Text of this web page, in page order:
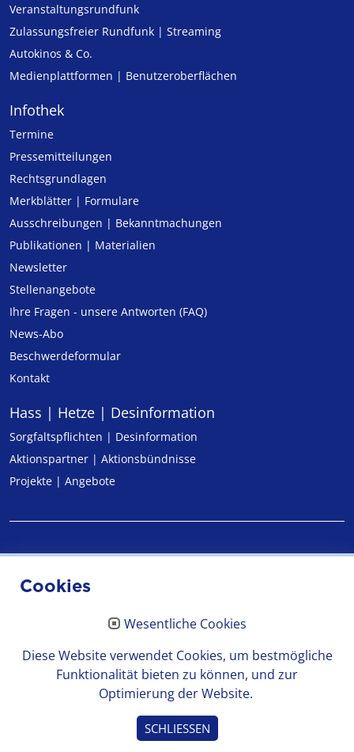
Veranstaltungsrundfunk
Zulassungs­freier Rund­funk | Streaming
Autokinos & Co.
Medienplattformen | Benutzeroberflächen
Infothek
Termine
Pressemitteilungen
Rechtsgrundlagen
Merkblätter | Formulare
Ausschreibungen | Bekanntmachungen
Publikationen | Materialien
Newsletter
Stellenangebote
Ihre Fragen - unsere Antworten (FAQ)
News-Abo
Beschwerdeformular
Kontakt
Hass | Hetze | Desinformation
Sorgfaltspflichten | Desinformation
Aktionspartner | Aktionsbündnisse
Projekte | Angebote
© 2026 Medienanstalt Hessen
Cookies
Wesentliche Cookies
Diese Website verwendet Cookies, um bestmögliche
Funktionalität bieten zu können, und zur
Optimierung der Website.
SCHLIESSEN